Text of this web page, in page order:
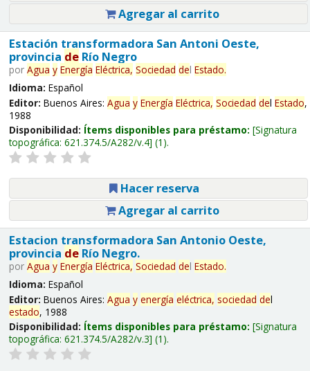
Agregar al carrito
Estación transformadora San Antoni Oeste,
provincia deRío Negro
por Agua y Energía Eléctrica, Sociedad del Estado.
Idioma: Español
Editor: Buenos Aires: Agua y Energía Eléctrica, Sociedad del Estado,
1988
Disponibilidad: Ítems disponibles para préstamo: Signatura
topográfica: 621.374.5/A282/v.4 (1).
Hacer reserva
Agregar al carrito
Estacion transformadora San Antonio Oeste,
provincia deRío Negro.
por Agua y Energía Eléctrica, Sociedad del Estado.
Idioma: Español
Editor: Buenos Aires: Agua y energía eléctrica, sociedad del
estado, 1988
Disponibilidad: Ítems disponibles para préstamo: Signatura
topográfica: 621.374.5/A282/v.3 (1).